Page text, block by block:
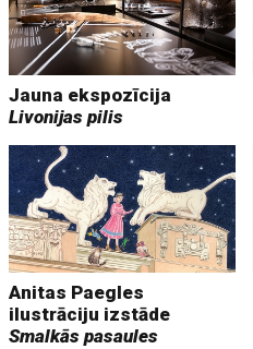
Jauna ekspozīcija
Livonijas pilis
Anitas Paegles
ilustrāciju izstāde
Smalkās pasaules